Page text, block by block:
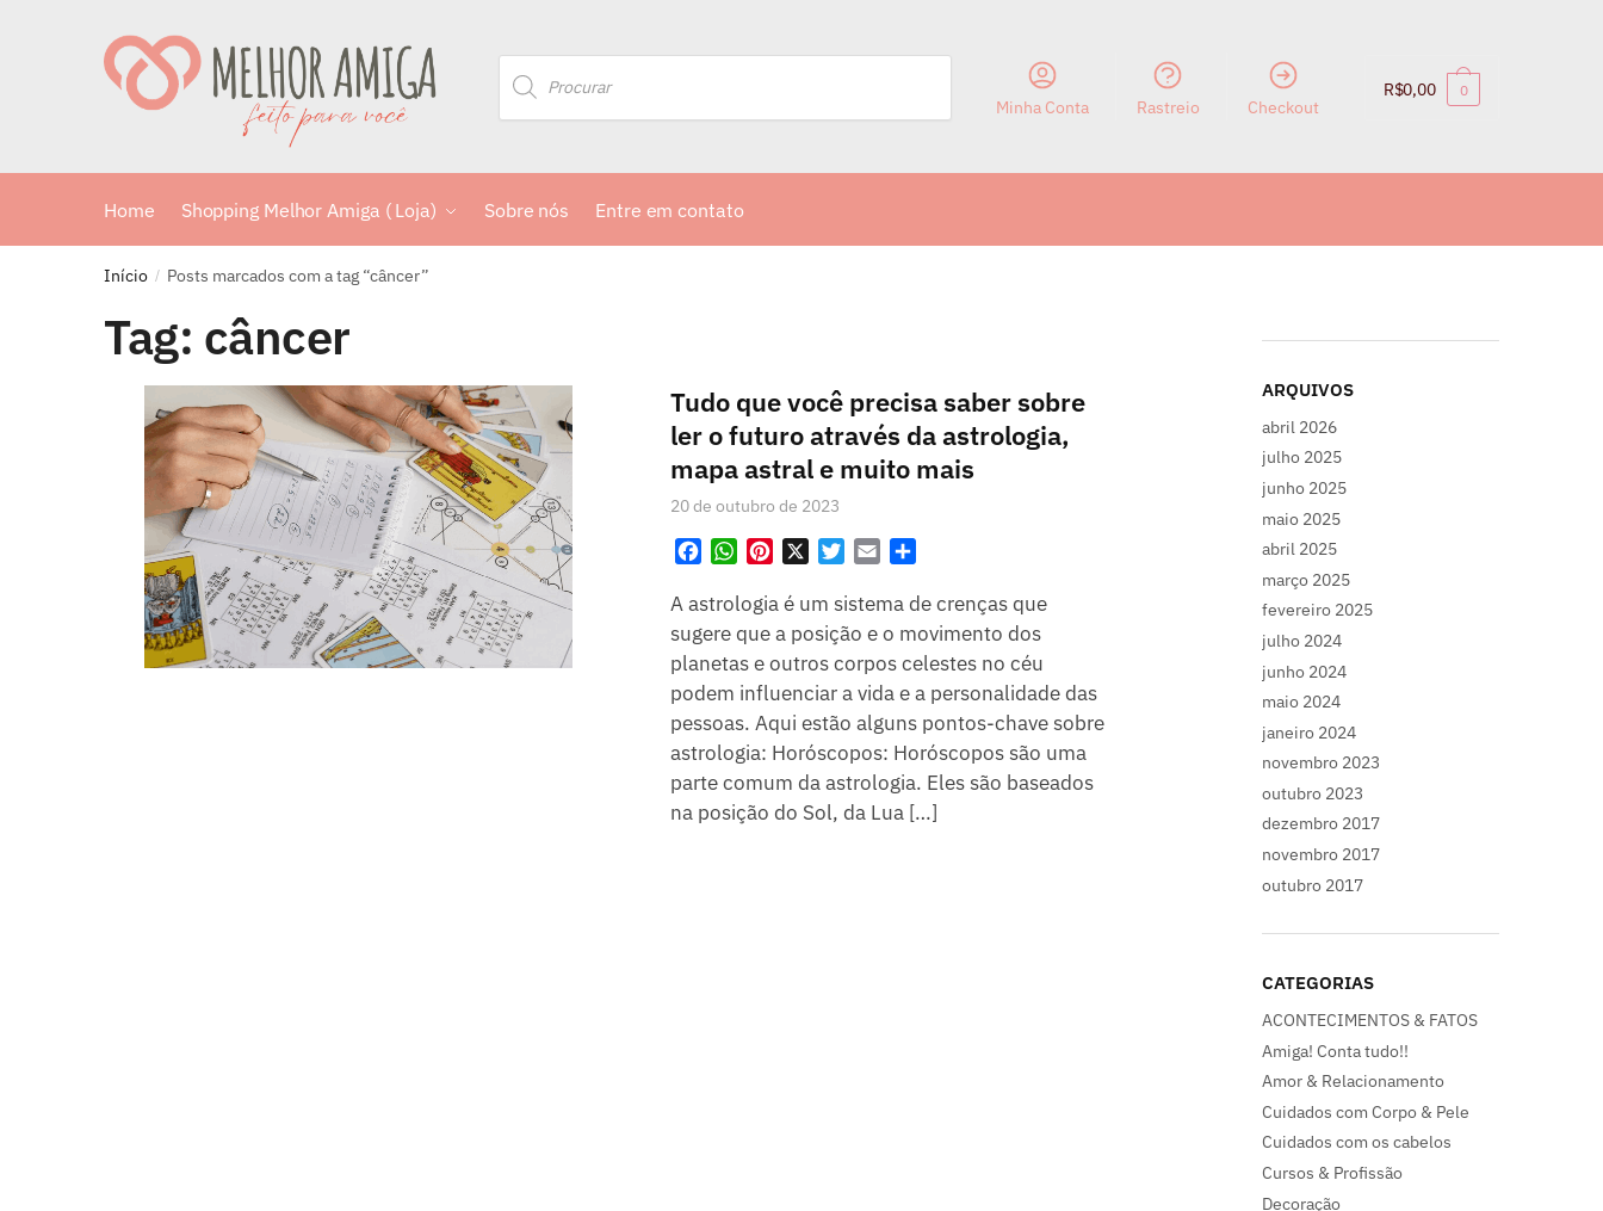
Minha Conta Rastreio Checkout
R$0,00 0
Home Shopping Melhor Amiga ( Loja) Sobre nós Entre em contato
Início / Posts marcados com a tag “câncer”
Tag: câncer
Tudo que você precisa saber sobre
ler o futuro através da astrologia,
mapa astral e muito mais
20 de outubro de 2023
c
e
b
o
k
W
a
t
s
A
p
n
t
e
s
t
i
t
t
a
i
l
a
r
e
A astrologia é um sistema de crenças que
sugere que a posição e o movimento dos
planetas e outros corpos celestes no céu
podem influenciar a vida e a personalidade das
pessoas. Aqui estão alguns pontos-chave sobre
astrologia: Horóscopos: Horóscopos são uma
parte comum da astrologia. Eles são baseados
na posição do Sol, da Lua […]
ARQUIVOS
abril 2026
julho 2025
junho 2025
maio 2025
abril 2025
março 2025
fevereiro 2025
julho 2024
junho 2024
maio 2024
janeiro 2024
novembro 2023
outubro 2023
dezembro 2017
novembro 2017
outubro 2017
CATEGORIAS
ACONTECIMENTOS & FATOS
Amiga! Conta tudo!!
Amor & Relacionamento
Cuidados com Corpo & Pele
Cuidados com os cabelos
Cursos & Profissão
Decoração